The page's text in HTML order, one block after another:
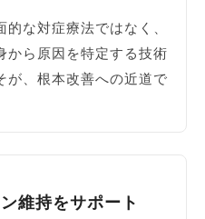
的な対症療法ではなく、
から原因を特定する技術
が、根本改善への近道で
維持をサポート